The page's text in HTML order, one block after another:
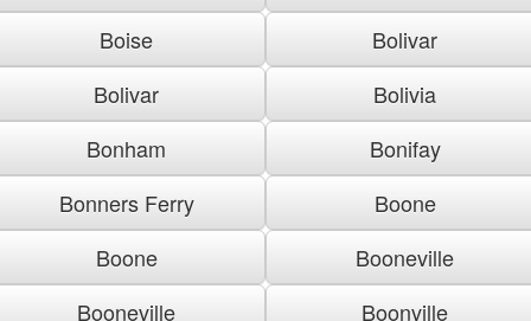
Boise
Bolivar
Bolivar
Bolivia
Bonham
Bonifay
Bonners Ferry
Boone
Boone
Booneville
Booneville
Boonville